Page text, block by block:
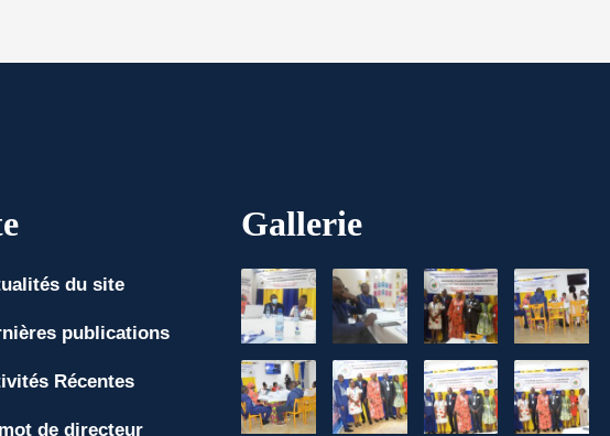
du site
publications
Récentes
de directeur
Gallerie